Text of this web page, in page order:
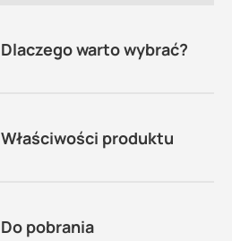
Dlaczego warto wybrać?
Właściwości produktu
Do pobrania